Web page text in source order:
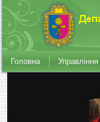
Головна Управління